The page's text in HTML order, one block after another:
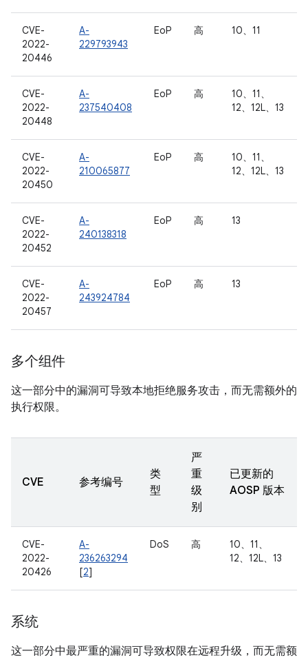
CVE-
2022-
20446
A-
229793943
EoP 高 10、11
CVE-
2022-
20448
A-
237540408
EoP 高
10、11、
12、12L、13
CVE-
2022-
20450
A-
210065877
EoP 高
10、11、
12、12L、13
CVE-
2022-
20452
A-
240138318
EoP 高 13
CVE-
2022-
20457
A-
243924784
EoP 高 13
多个组件
这一部分中的漏洞可导致本地拒绝服务攻击，而无需额外的
执行权限。
CVE 参考编号
类
型
严
重
级
别
已更新的
AOSP 版本
CVE-
2022-
20426
A-
236263294
[2]
DoS 高
10、11、
12、12L、13
系统
这一部分中最严重的漏洞可导致权限在远程升级，而无需额